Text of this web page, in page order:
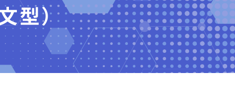
型）